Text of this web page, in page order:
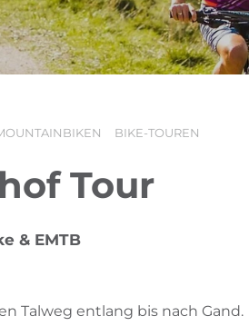
BIKE-TOUREN
Tour
& EMTB
Talweg entlang bis nach Gand.